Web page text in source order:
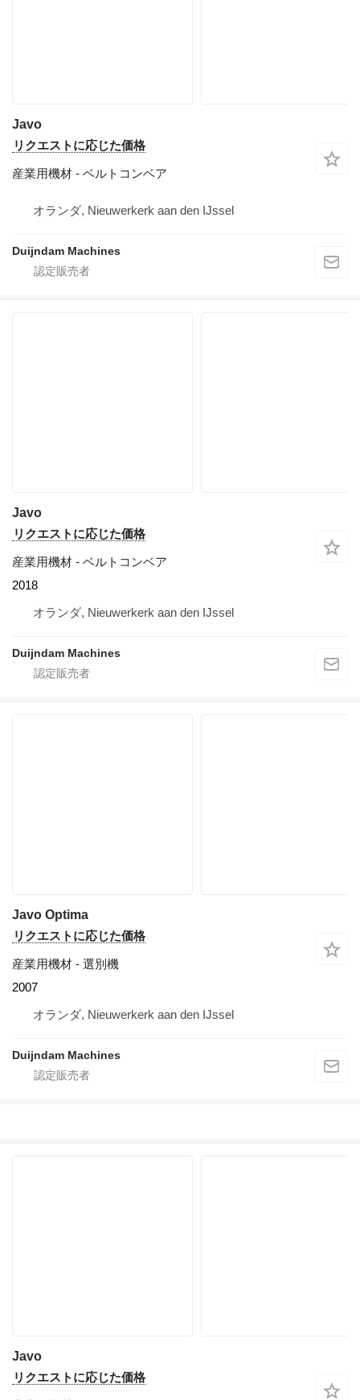
Javo
リクエストに応じた価格
産業用機材 - ベルトコンベア
オランダ, Nieuwerkerk aan den IJssel
Duijndam Machines
Javo
リクエストに応じた価格
産業用機材 - ベルトコンベア
2018
オランダ, Nieuwerkerk aan den IJssel
Duijndam Machines
Javo Optima
リクエストに応じた価格
産業用機材 - 選別機
2007
オランダ, Nieuwerkerk aan den IJssel
Duijndam Machines
Javo
リクエストに応じた価格